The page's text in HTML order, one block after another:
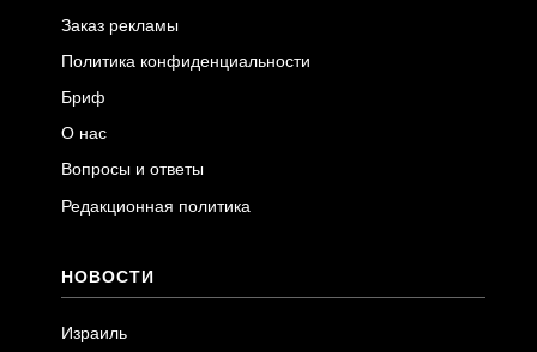
Заказ рекламы
Политика конфиденциальности
Бриф
О нас
Вопросы и ответы
Редакционная политика
НОВОСТИ
Израиль